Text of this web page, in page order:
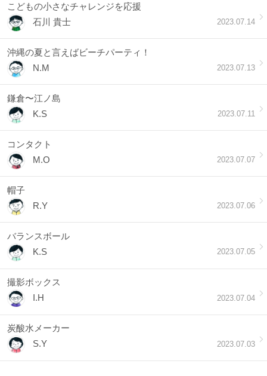
2023.07.14
石川 貴士
こどもの小さなチャレンジを応援
2023.07.13
N.M
沖縄の夏と言えばビーチパーティ！
2023.07.11
K.S
鎌倉〜江ノ島
2023.07.07
M.O
コンタクト
2023.07.06
R.Y
帽子
2023.07.05
K.S
バランスボール
2023.07.04
I.H
撮影ボックス
2023.07.03
S.Y
炭酸水メーカー